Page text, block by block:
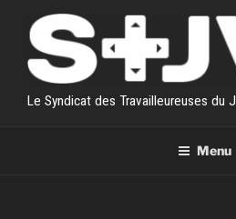
contenu
principal
Le Syndicat des Travailleureuses du
Menu